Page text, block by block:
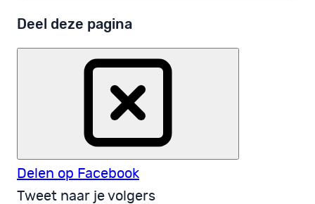
Deel deze pagina
Delen op Facebook
Tweet naar je volgers